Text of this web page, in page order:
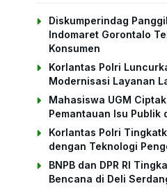
Diskumperindag
Indomaret Gorontalo
Konsumen
Korlantas Polri
Modernisasi Layanan
Mahasiswa UGM
Pemantauan Isu Publik
Korlantas Polri
dengan Teknologi
BNPB dan DPR RI
Bencana di Deli